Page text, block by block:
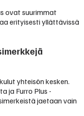
ovat suurimmat
erityisesti yllättävissä
yhteisön kesken.
ja Furro Plus -
jaetaan vain